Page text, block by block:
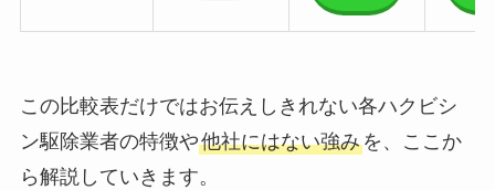
この比較表だけではお伝えしきれない各ハクビシ
ン駆除業者の特徴や他社にはない強みを、ここか
ら解説していきます。